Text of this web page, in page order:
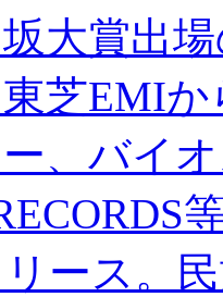
大賞出
芝EMI
、バイ
ース。